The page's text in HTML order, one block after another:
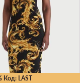
Код: LAST